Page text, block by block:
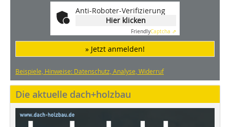
Anti-Roboter-Verifizierung
Hier klicken
FriendlyCaptcha ⇗
» Jetzt anmelden!
Beispiele, Hinweise: Datenschutz, Analyse, Widerruf
Die aktuelle dach+holzbau